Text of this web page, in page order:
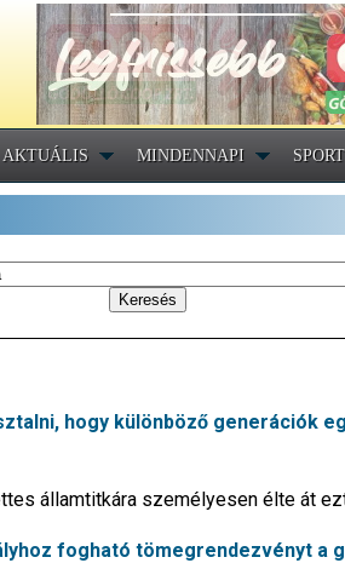
AKTUÁLIS MINDENNAPI SPORT
hogy különböző generációk
államtitkára személyesen élte át
fogható tömegrendezvényt a